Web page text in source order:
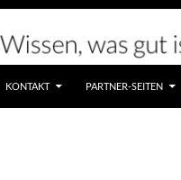
KONTAKT PARTNER-SEITEN